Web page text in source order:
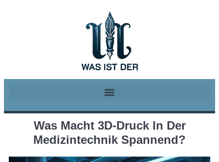
Was Macht 3D-Druck In Der
Medizintechnik Spannend?